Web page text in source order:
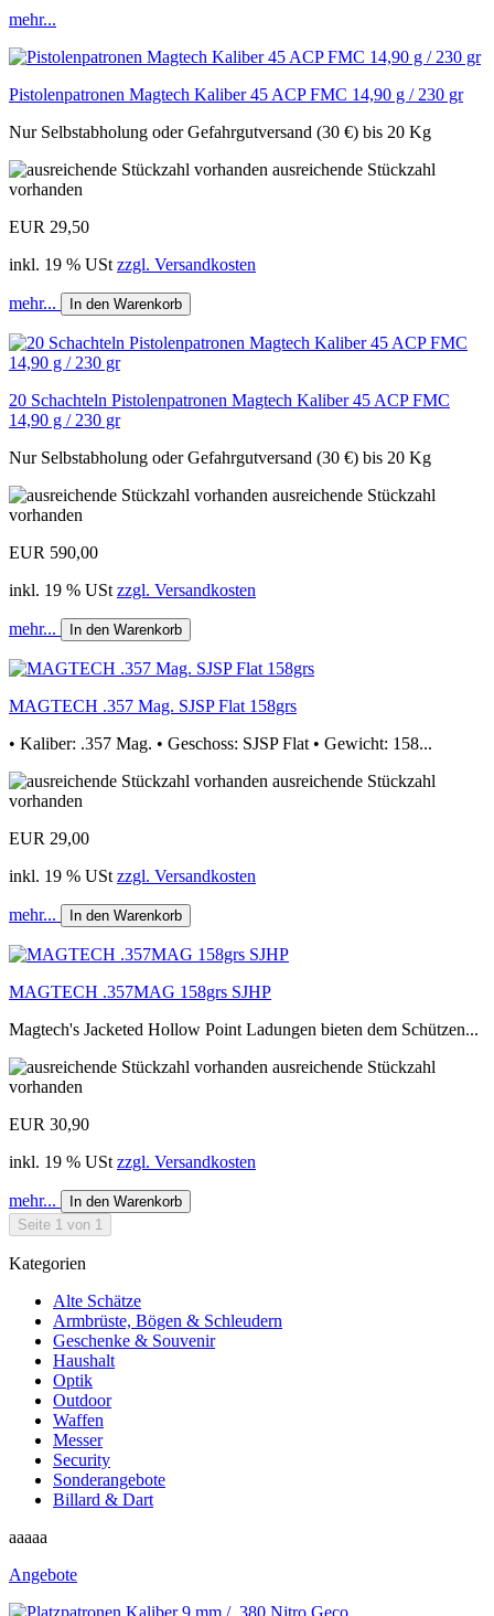
mehr...
Pistolenpatronen Magtech Kaliber 45 ACP FMC 14,90 g / 230 gr
Nur Selbstabholung oder Gefahrgutversand (30 €) bis 20 Kg
ausreichende Stückzahl
vorhanden
EUR 29,50
inkl. 19 % USt zzgl. Versandkosten
mehr... In den Warenkorb
20 Schachteln Pistolenpatronen Magtech Kaliber 45 ACP FMC
14,90 g / 230 gr
Nur Selbstabholung oder Gefahrgutversand (30 €) bis 20 Kg
ausreichende Stückzahl
vorhanden
EUR 590,00
inkl. 19 % USt zzgl. Versandkosten
mehr... In den Warenkorb
MAGTECH .357 Mag. SJSP Flat 158grs
• Kaliber: .357 Mag. • Geschoss: SJSP Flat • Gewicht: 158...
ausreichende Stückzahl
vorhanden
EUR 29,00
inkl. 19 % USt zzgl. Versandkosten
mehr... In den Warenkorb
MAGTECH .357MAG 158grs SJHP
Magtech's Jacketed Hollow Point Ladungen bieten dem Schützen...
ausreichende Stückzahl
vorhanden
EUR 30,90
inkl. 19 % USt zzgl. Versandkosten
mehr...
In den Warenkorb
Seite 1 von 1
Kategorien
Alte Schätze
Armbrüste, Bögen & Schleudern
Geschenke & Souvenir
Haushalt
Optik
Outdoor
Waffen
Messer
Security
Sonderangebote
Billard & Dart
aaaaa
Angebote